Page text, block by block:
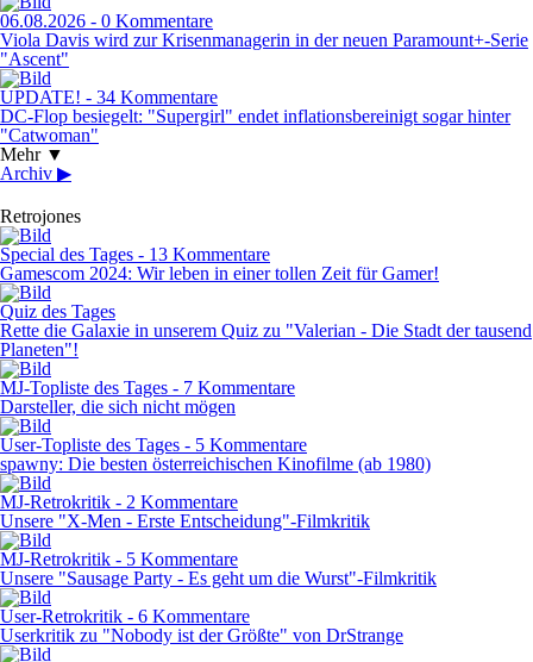
06.08.2026 - 0 Kommentare
Viola Davis wird zur Krisenmanagerin in der neuen Paramount+-Serie
"Ascent"
UPDATE! - 34 Kommentare
DC-Flop besiegelt: "Supergirl" endet inflationsbereinigt sogar hinter
"Catwoman"
Mehr ▼
Archiv ▶
Retrojones
Special des Tages - 13 Kommentare
Gamescom 2024: Wir leben in einer tollen Zeit für Gamer!
Quiz des Tages
Rette die Galaxie in unserem Quiz zu "Valerian - Die Stadt der tausend
Planeten"!
MJ-Topliste des Tages - 7 Kommentare
Darsteller, die sich nicht mögen
User-Topliste des Tages - 5 Kommentare
spawny: Die besten österreichischen Kinofilme (ab 1980)
MJ-Retrokritik - 2 Kommentare
Unsere "X-Men - Erste Entscheidung"-Filmkritik
MJ-Retrokritik - 5 Kommentare
Unsere "Sausage Party - Es geht um die Wurst"-Filmkritik
User-Retrokritik - 6 Kommentare
Userkritik zu "Nobody ist der Größte" von DrStrange